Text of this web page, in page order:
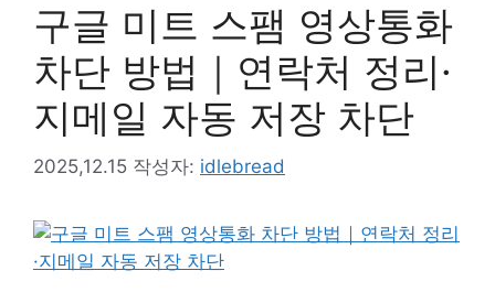
구글 미트 스팸 영상통화
차단 방법｜연락처 정리·
지메일 자동 저장 차단
2025,12.15 작성자: idlebread